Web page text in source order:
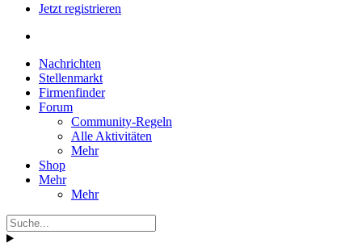
Jetzt registrieren
Nachrichten
Stellenmarkt
Firmenfinder
Forum
Community-Regeln
Alle Aktivitäten
Mehr
Shop
Mehr
Mehr